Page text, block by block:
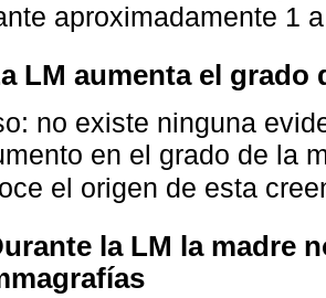
aproximadamente 1
LM aumenta el grado
no existe ninguna
en el grado de la
el origen de esta
la LM la madre